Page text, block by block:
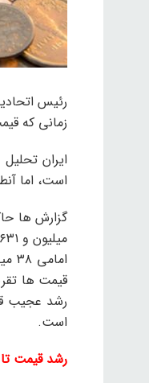
رئیس
زمانی که
ایران
است، اما
قیمت ها
است.
رشد قیمت